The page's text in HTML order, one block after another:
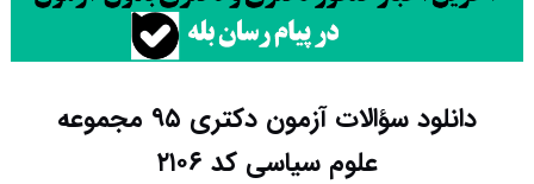
دانلود سؤالات آزمون دکتری ۹۵ مجموعه
علوم سیاسی کد ۲۱۰۶